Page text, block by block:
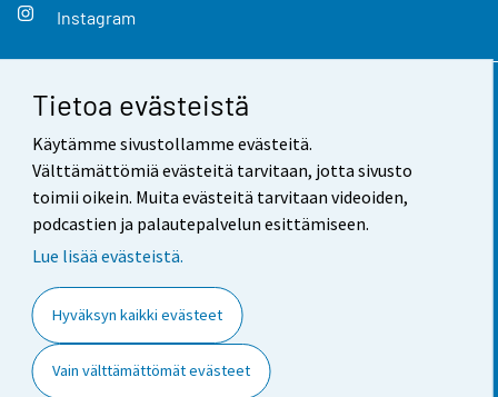
Tietoa evästeistä
Käytämme sivustollamme evästeitä.
Välttämättömiä evästeitä tarvitaan, jotta sivusto
toimii oikein. Muita evästeitä tarvitaan videoiden,
podcastien ja palautepalvelun esittämiseen.
Lue lisää evästeistä.
Hyväksyn kaikki evästeet
Vain välttämättömät evästeet
Instagram
Yhteystiedot
Palaute
Käyttöehdot
Saavutettavuus
Tietoa sivustosta
Evästeasetukset